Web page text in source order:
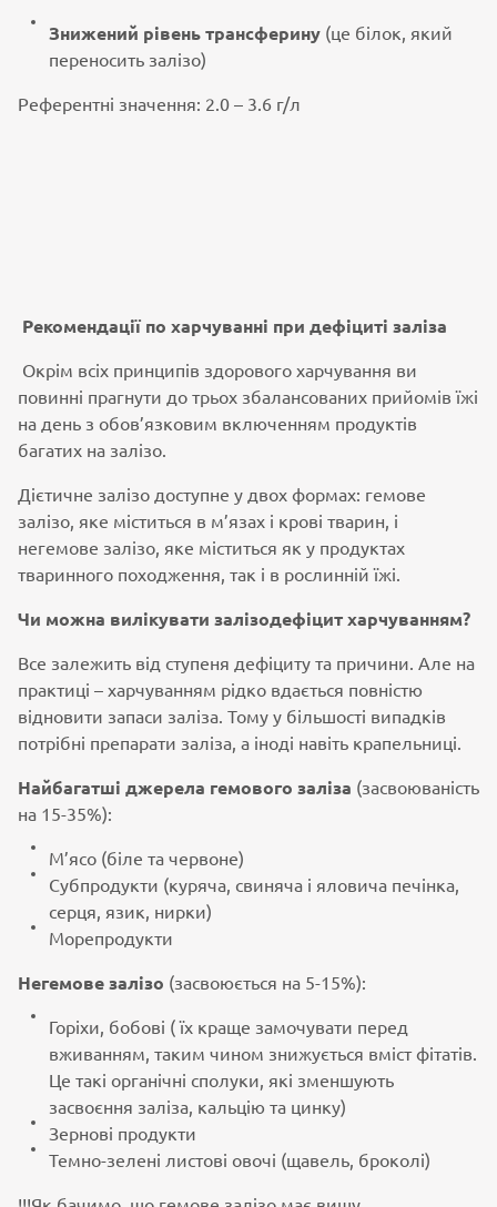
Знижений рівень трансферину (це білок, який
переносить залізо)
Референтні значення: 2.0 – 3.6 г/л
Рекомендації по харчуванні при дефіциті заліза
Окрім всіх принципів здорового харчування ви
повинні прагнути до трьох збалансованих прийомів їжі
на день з обов’язковим включенням продуктів
багатих на залізо.
Дієтичне залізо доступне у двох формах: гемове
залізо, яке міститься в м’язах і крові тварин, і
негемове залізо, яке міститься як у продуктах
тваринного походження, так і в рослинній їжі.
Чи можна вилікувати залізодефіцит харчуванням?
Все залежить від ступеня дефіциту та причини. Але на
практиці – харчуванням рідко вдається повністю
відновити запаси заліза. Тому у більшості випадків
потрібні препарати заліза, а іноді навіть крапельниці.
Найбагатші джерела гемового заліза (засвоюваність
на 15-35%):
М’ясо (біле та червоне)
Субпродукти (куряча, свиняча і яловича печінка,
серця, язик, нирки)
Морепродукти
Негемове залізо (засвоюється на 5-15%):
Горіхи, бобові ( їх краще замочувати перед
вживанням, таким чином знижується вміст фітатів.
Це такі органічні сполуки, які зменшують
засвоєння заліза, кальцію та цинку)
Зернові продукти
Темно-зелені листові овочі (щавель, броколі)